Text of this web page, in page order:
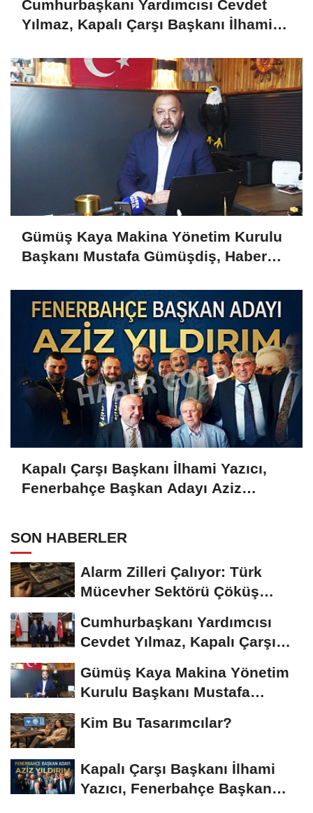
Cumhurbaşkanı Yardımcısı Cevdet
Yılmaz, Kapalı Çarşı Başkanı İlhami
Gümüş Kaya Makina Yönetim Kurulu
Başkanı Mustafa Gümüşdiş, Haber
Kapalı Çarşı Başkanı İlhami Yazıcı,
Fenerbahçe Başkan Adayı Aziz
SON HABERLER
Alarm Zilleri Çalıyor: Türk
Mücevher Sektörü Çöküş
Cumhurbaşkanı Yardımcısı
Cevdet Yılmaz, Kapalı Çarşı
Gümüş Kaya Makina Yönetim
Kurulu Başkanı Mustafa
Kim Bu Tasarımcılar?
Kapalı Çarşı Başkanı İlhami
Yazıcı, Fenerbahçe Başkan